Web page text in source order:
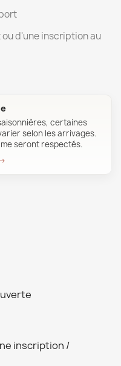
d'une inscription au
certaines
selon les arrivages.
seront respectés.
inscription /